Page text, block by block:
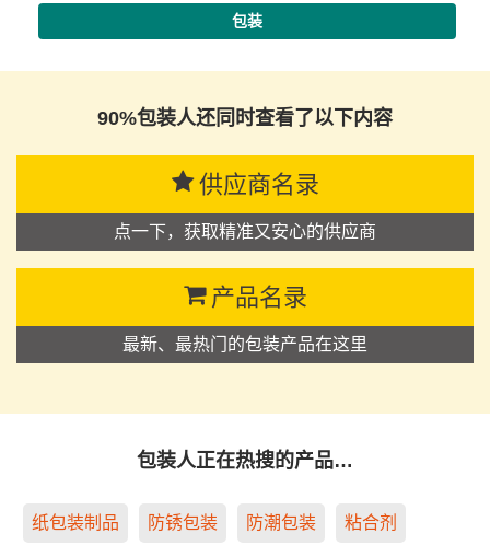
包装
90%包装人还同时查看了以下内容
供应商名录
点一下，获取精准又安心的供应商
产品名录
最新、最热门的包装产品在这里
包装人正在热搜的产品…
纸包装制品 防锈包装 防潮包装 粘合剂